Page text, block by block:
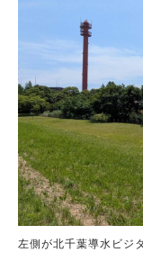
左側が北千葉導水ビジ